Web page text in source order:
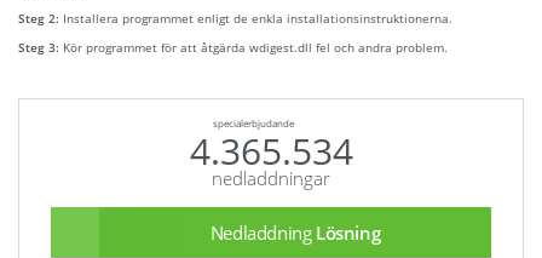
Steg 2: Installera programmet enligt de enkla installationsinstruktionerna.
Steg 3: Kör programmet för att åtgärda wdigest.dll fel och andra problem.
specialerbjudande
4.365.534
nedladdningar
Nedladdning Lösning